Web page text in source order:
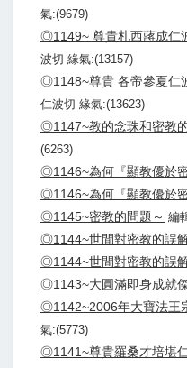
氣:(9679)
◎1149~ 尊貴札西蔣成仁
波切 緣氣:(13157)
◎1148~尊貴 各帝參夏仁
仁波切 緣氣:(13623)
◎1147~教的念珠和密教
(6263)
◎1146~為何『顯教優於密
◎1146~為何『顯教優於密
◎1145~密教的問題～ 編
◎1144~世間對密教的誤
◎1144~世間對密教的誤
◎1143~大圓滿即身成就
◎1142~2006年大寶法王
氣:(5773)
◎1141~尊貴羅桑才培堪